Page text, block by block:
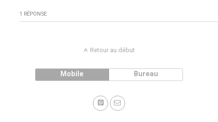
1 RÉPONSE
Retour au début
Mobile Bureau